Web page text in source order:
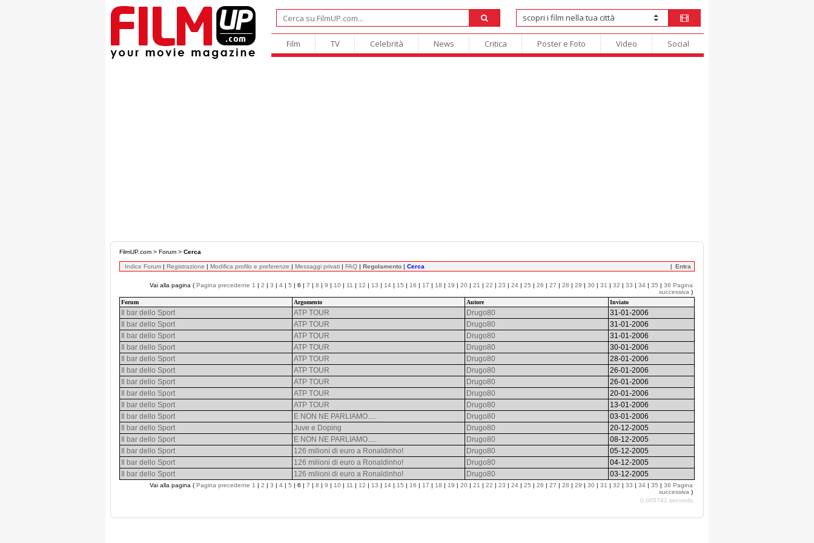
Film TV Celebrità News Critica Poster e Foto Video Social
FilmUP.com > Forum > Cerca
Indice Forum | Registrazione | Modifica profilo e preferenze | Messaggi privati | FAQ | Regolamento | Cerca Entra
Vai alla pagina ( Pagina precedente 1 | 2 | 3 | 4 | 5 | 6 | 7 | 8 | 9 | 10 | 11 | 12 | 13 | 14 | 15 | 16 | 17 | 18 | 19 | 20 | 21 | 22 | 23 | 24 | 25 | 26 | 27 | 28 | 29 | 30 | 31 | 32 | 33 | 34 | 35 | 36 Pagina
successiva )
Forum
Argomento Autore Inviato
Il bar dello Sport ATP TOUR Drugo80
31-01-2006
Il bar dello Sport
ATP TOUR Drugo80
31-01-2006
Il bar dello Sport
ATP TOUR Drugo80
31-01-2006
Il bar dello Sport
ATP TOUR Drugo80
30-01-2006
Il bar dello Sport
ATP TOUR Drugo80
28-01-2006
Il bar dello Sport
ATP TOUR Drugo80
26-01-2006
Il bar dello Sport
ATP TOUR Drugo80
26-01-2006
Il bar dello Sport
ATP TOUR Drugo80
20-01-2006
Il bar dello Sport
ATP TOUR Drugo80
13-01-2006
Il bar dello Sport
E NON NE PARLIAMO..... Drugo80
03-01-2006
Il bar dello Sport
Juve e Doping Drugo80
20-12-2005
Il bar dello Sport
E NON NE PARLIAMO..... Drugo80
08-12-2005
Il bar dello Sport
126 milioni di euro a Ronaldinho! Drugo80
05-12-2005
Il bar dello Sport
126 milioni di euro a Ronaldinho! Drugo80
04-12-2005
Il bar dello Sport
126 milioni di euro a Ronaldinho! Drugo80 03-12-2005
Vai alla pagina ( Pagina precedente 1 | 2 | 3 | 4 | 5 | 6 | 7 | 8 | 9 | 10 | 11 | 12 | 13 | 14 | 15 | 16 | 17 | 18 | 19 | 20 | 21 | 22 | 23 | 24 | 25 | 26 | 27 | 28 | 29 | 30 | 31 | 32 | 33 | 34 | 35 | 36 Pagina
successiva )
0.005741 seconds.